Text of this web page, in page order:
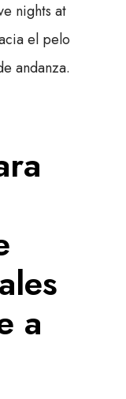
nights at
el pelo
andanza.
a